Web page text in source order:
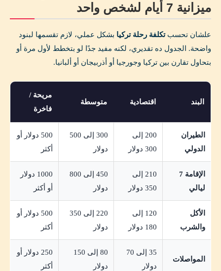
ميزانية 7 أيام لشخص واحد
علشان تحسبتكلفة رحلة تركيا بشكل عملي، لازم تقسمها لبنود
واضحة. الجدول ده تقديري، لكنه مفيد جدًا لو بتخطط لأول مرة أو
بتحاول تقارن بين تركيا وجورجيا أو أذربيجان أو ألبانيا.
البند اقتصادية متوسطة
مريحة /
فاخرة
الطيران
الدولي
200 إلى
300 دولار
300 إلى 500
دولار
500 دولار أو
أكثر
الإقامة 7
ليالي
210 إلى
350 دولار
450 إلى 800
دولار
1000 دولار
أو أكثر
الأكل
والشرب
120 إلى
180 دولار
220 إلى 350
دولار
500 دولار أو
أكثر
المواصلات
35 إلى 70
دولار
80 إلى 150
دولار
250 دولار أو
أكثر